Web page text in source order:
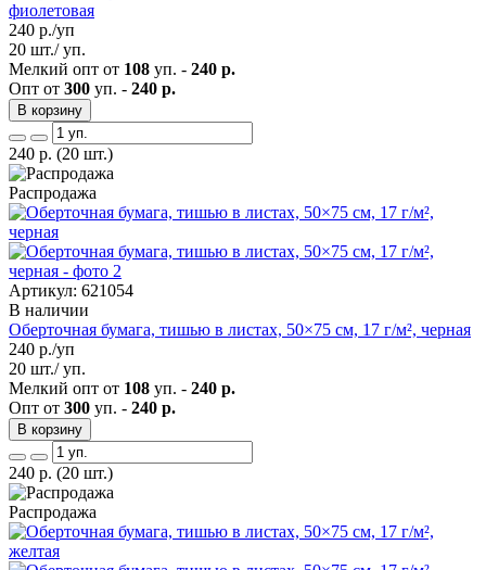
фиолетовая
240 р./уп
20 шт./ уп.
Мелкий опт от 108 уп. - 240 р.
Опт от 300 уп. - 240 р.
В корзину
240 р. (20 шт.)
Распродажа
Артикул: 621054
В наличии
Оберточная бумага, тишью в листах, 50×75 см, 17 г/м², черная
240 р./уп
20 шт./ уп.
Мелкий опт от 108 уп. - 240 р.
Опт от 300 уп. - 240 р.
В корзину
240 р. (20 шт.)
Распродажа